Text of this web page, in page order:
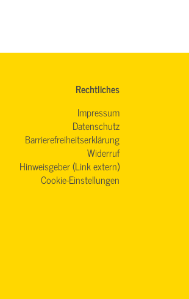
Rechtliches
Impressum
Datenschutz
Barrierefreiheitserklärung
Widerruf
Hinweisgeber (Link extern)
Cookie-Einstellungen